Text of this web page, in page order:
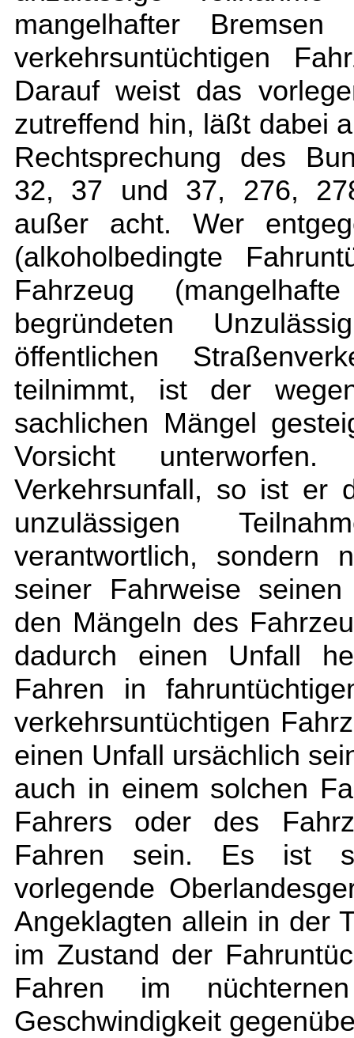
mangelhafter
verkehrsuntüchtigen
Darauf weist das
zutreffend hin, läßt dabei
Rechtsprechung des
32, 37 und 37, 276,
außer acht. Wer
(alkoholbedingte
Fahrzeug
begründeten
öffentlichen
teilnimmt, ist der
sachlichen Mängel
Vorsicht
Verkehrsunfall, so ist er
unzulässigen
verantwortlich,
seiner Fahrweise
den Mängeln des
dadurch einen Unfall
Fahren in
verkehrsuntüchtigen
einen Unfall ursächlich
auch in einem solchen
Fahrers oder des
Fahren sein. Es ist
vorlegende
Angeklagten allein in der
im Zustand der
Fahren im
Geschwindigkeit